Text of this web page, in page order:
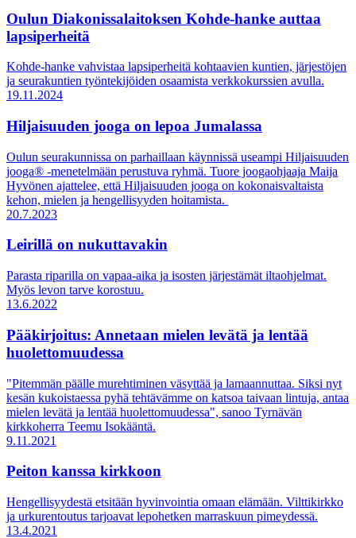
Oulun Diakonissalaitoksen Kohde-hanke auttaa
lapsiperheitä
Kohde-hanke vahvistaa lapsiperheitä kohtaavien kuntien, järjestöjen
ja seurakuntien työntekijöiden osaamista verkkokurssien avulla.
19.11.2024
Hiljaisuuden jooga on lepoa Jumalassa
Oulun seurakunnissa on parhaillaan käynnissä useampi Hiljaisuuden
jooga® -menetelmään perustuva ryhmä. Tuore joogaohjaaja Maija
Hyvönen ajattelee, että Hiljaisuuden jooga on kokonaisvaltaista
kehon, mielen ja hengellisyyden hoitamista.
20.7.2023
Leirillä on nukuttavakin
Parasta riparilla on vapaa-aika ja isosten järjestämät iltaohjelmat.
Myös levon tarve korostuu.
13.6.2022
Pääkirjoitus: Annetaan mielen levätä ja lentää
huolettomuudessa
"Pitemmän päälle murehtiminen väsyttää ja lamaannuttaa. Siksi nyt
kesän kukoistaessa pyhä tehtävämme on katsoa taivaan lintuja, antaa
mielen levätä ja lentää huolettomuudessa", sanoo Tyrnävän
kirkkoherra Teemu Isokääntä.
9.11.2021
Peiton kanssa kirkkoon
Hengellisyydestä etsitään hyvinvointia omaan elämään. Vilttikirkko
ja urkurentoutus tarjoavat lepohetken marraskuun pimeydessä.
13.4.2021